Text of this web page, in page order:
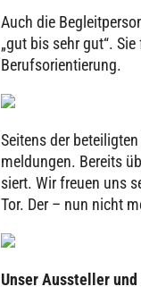
Auch die
„gut bis sehr gut“.
Berufs­ori­en­tie­rung.
Seitens der
mel­dun­gen. Bereits
siert. Wir freuen uns
Tor. Der – nun nicht
Unser Aus­stel­ler